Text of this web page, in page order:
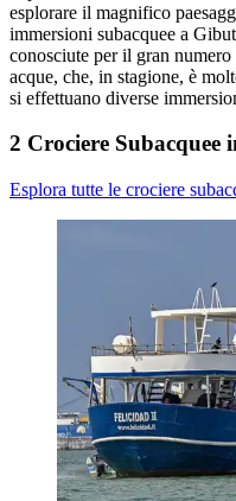
esplorare il magnifico
immersioni subacquee a
conosciute per il gran numero
acque, che, in stagione, è
si effettuano diverse
2 Crociere Subacquee
Esplora tutte le crociere